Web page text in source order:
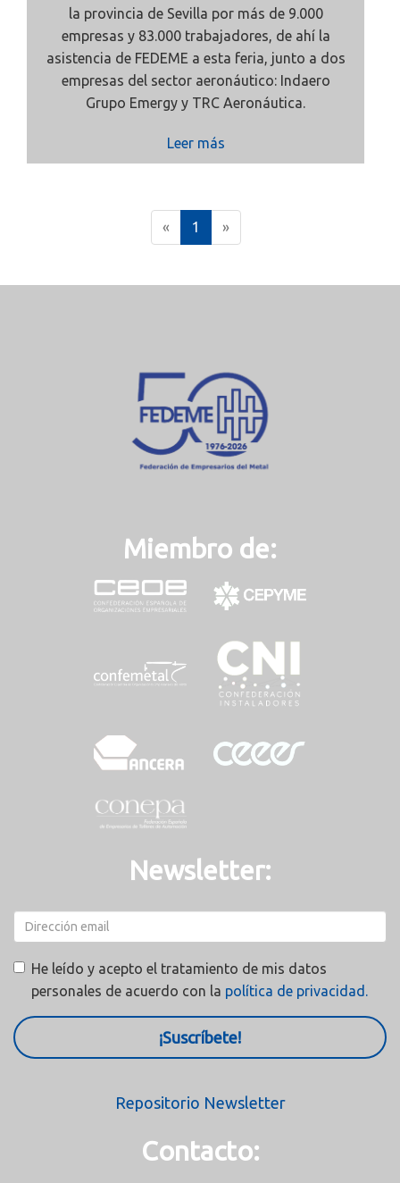
la provincia de Sevilla por más de 9.000
empresas y 83.000 trabajadores, de ahí la
asistencia de FEDEME a esta feria, junto a dos
empresas del sector aeronáutico: Indaero
Grupo Emergy y TRC Aeronáutica.
Leer más
« 1
c
t
)
»
Miembro de:
Newsletter:
He leído y acepto el tratamiento de mis datos
personales de acuerdo con la política de privacidad.
¡Suscríbete!
Repositorio Newsletter
Contacto: